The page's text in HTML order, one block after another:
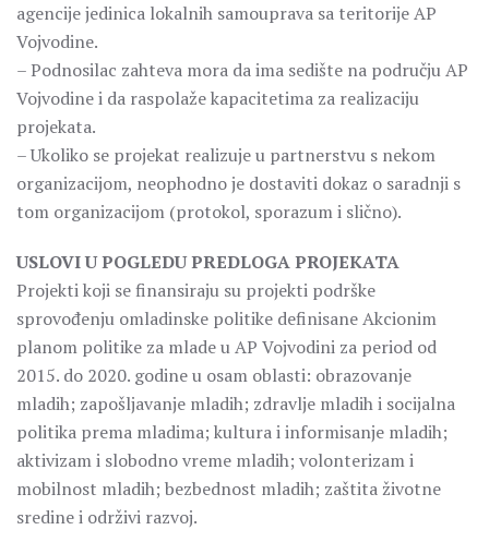
agencije jedinica lokalnih samouprava sa teritorije AP
Vojvodine.
– Podnosilac zahteva mora da ima sedište na području AP
Vojvodine i da raspolaže kapacitetima za realizaciju
projekata.
– Ukoliko se projekat realizuje u partnerstvu s nekom
organizacijom, neophodno je dostaviti dokaz o saradnji s
tom organizacijom (protokol, sporazum i slično).
USLOVI U POGLEDU PREDLOGA PROJEKATA
Projekti koji se finansiraju su projekti podrške
sprovođenju omladinske politike definisane Akcionim
planom politike za mlade u AP Vojvodini za period od
2015. do 2020. godine u osam oblasti: obrazovanje
mladih; zapošljavanje mladih; zdravlje mladih i socijalna
politika prema mladima; kultura i informisanje mladih;
aktivizam i slobodno vreme mladih; volonterizam i
mobilnost mladih; bezbednost mladih; zaštita životne
sredine i održivi razvoj.